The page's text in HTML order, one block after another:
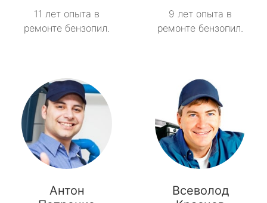
11 лет опыта в
ремонте бензопил.
9 лет опыта в
ремонте бензопил.
Антон
Всеволод